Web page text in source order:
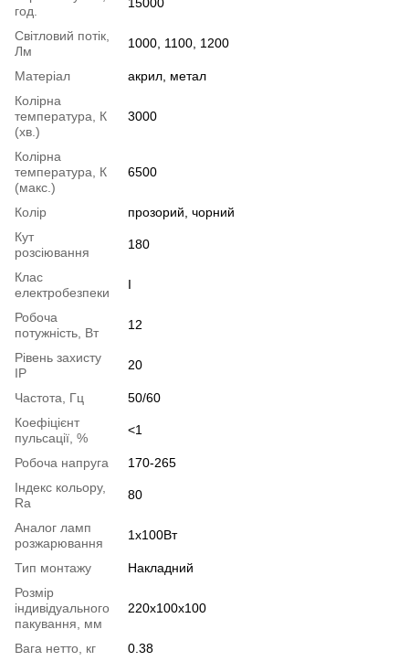
год.
Світловий потік,
Лм
1000, 1100, 1200
Матеріал
акрил, метал
Колірна
температура, К
(хв.)
3000
Колірна
температура, К
(макс.)
6500
Колір
прозорий, чорний
Кут
розсіювання
180
Клас
електробезпеки
І
Робоча
потужність, Вт
12
Рівень захисту
IP
20
Частота, Гц
50/60
Коефіцієнт
пульсації, %
<1
Робоча напруга
170-265
Індекс кольору,
Ra
80
Аналог ламп
розжарювання
1х100Вт
Тип монтажу
Накладний
Розмір
індивідуального
пакування, мм
220x100x100
Вага нетто, кг
0.38